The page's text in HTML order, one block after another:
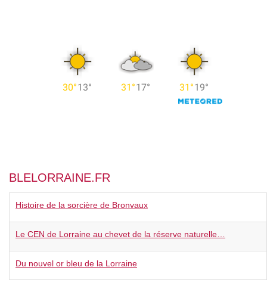
BLELORRAINE.FR
Histoire de la sorcière de Bronvaux
Le CEN de Lorraine au chevet de la réserve naturelle…
Du nouvel or bleu de la Lorraine